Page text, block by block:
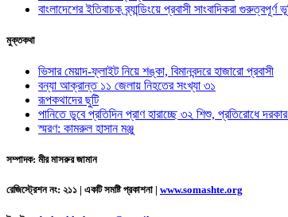
বাংলাদেশের ইতিবাচক ব্র্যান্ডিংয়ে প্রবাসী সাংবাদিকরা
মুক্তকথা
ভিসার মেয়াদ-ফ্লাইট নিয়ে শঙ্কা, বিমানবন্দরে হাজারো প্রবাসী
বন্যা আক্রান্ত ১১ জেলায় নিহতের সংখ্যা ৩১
রূপকথাদের ছুটি
পানিতে ডুবে প্রতিদিন প্রাণ হারাচ্ছে ৩২ শিশু, প্রতিরোধে
স্মরণ: কামরুল হাসান মঞ্জু
সম্পাদক: মীর মাসরুর জামান
রেজিস্ট্রেশন নং: ২১১ | একটি সমষ্টি প্রকাশনা | www.somashte.org